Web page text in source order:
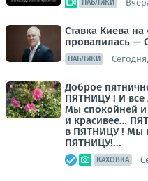
ПАБЛИКИ
Ставка Киева
провалилась —
ПАБЛИКИ
Доброе
ПЯТНИЦУ ! И
Мы спокойней
и красивее…
в ПЯТНИЦУ ! Мы
ПЯТНИЦУ!...
КАХОВКА